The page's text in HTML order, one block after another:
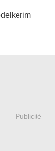
Publicité